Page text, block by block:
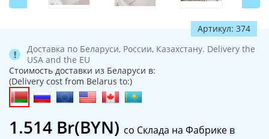
Артикул: 374
Доставка по Беларуси, России, Казахстану. Delivery the
USA and the EU
Стоимость доставки из Беларуси в:
(Delivery cost from Belarus to:)
1.514 Br(BYN) со Склада на Фабрике в